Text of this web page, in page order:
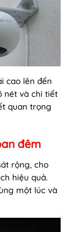
cao lên đến
nét và chi tiết
quan trọng
đêm
rộng, cho
hiệu quả.
một lúc và